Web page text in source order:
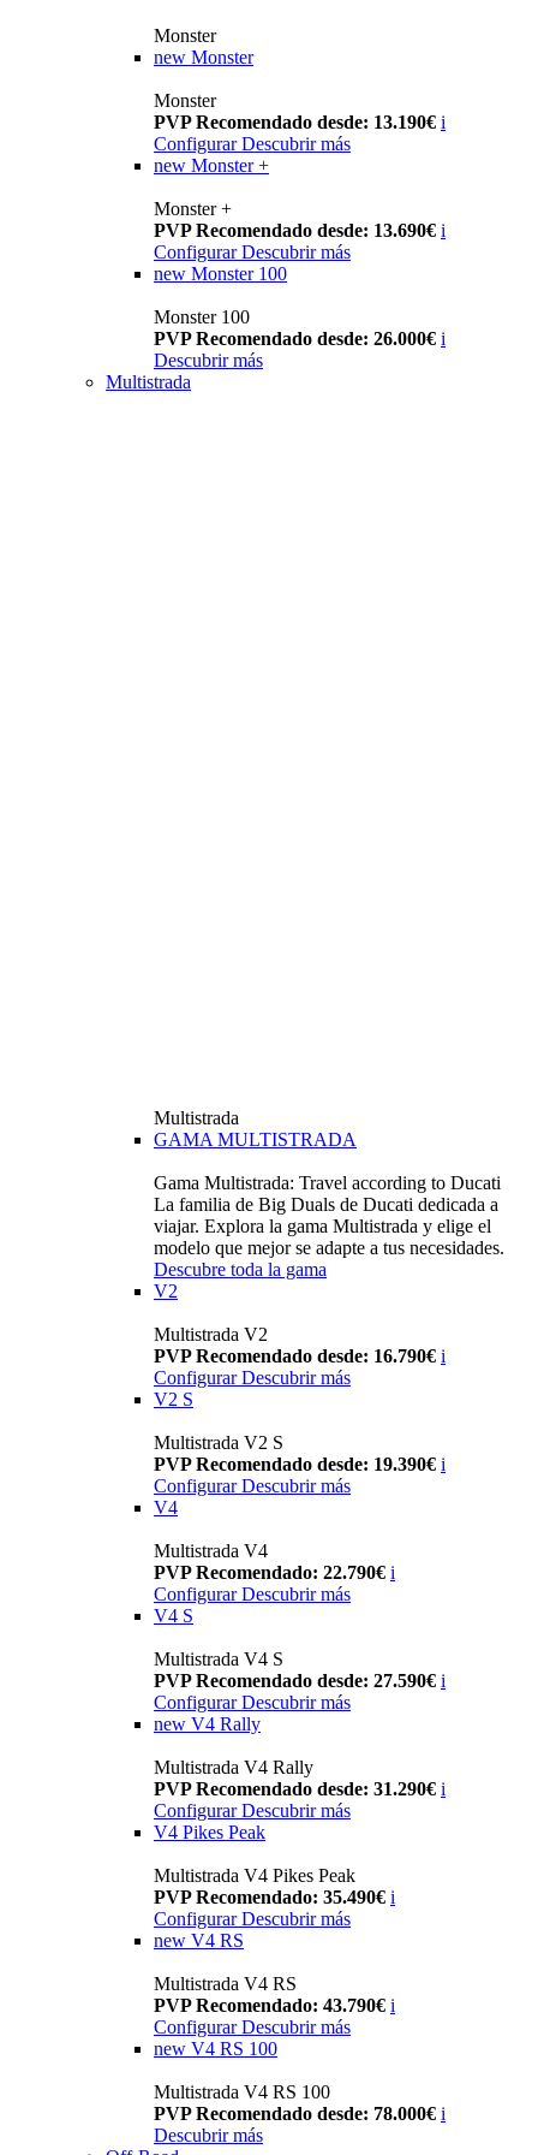
Monster
new Monster
Monster
PVP Recomendado desde: 13.190€ i
Configurar Descubrir más
new Monster +
Monster +
PVP Recomendado desde: 13.690€ i
Configurar Descubrir más
new Monster 100
Monster 100
PVP Recomendado desde: 26.000€ i
Descubrir más
Multistrada
Multistrada
GAMA MULTISTRADA
Gama Multistrada: Travel according to Ducati
La familia de Big Duals de Ducati dedicada a
viajar. Explora la gama Multistrada y elige el
modelo que mejor se adapte a tus necesidades.
Descubre toda la gama
V2
Multistrada V2
PVP Recomendado desde: 16.790€ i
Configurar Descubrir más
V2 S
Multistrada V2 S
PVP Recomendado desde: 19.390€ i
Configurar Descubrir más
V4
Multistrada V4
PVP Recomendado: 22.790€ i
Configurar Descubrir más
V4 S
Multistrada V4 S
PVP Recomendado desde: 27.590€ i
Configurar Descubrir más
new V4 Rally
Multistrada V4 Rally
PVP Recomendado desde: 31.290€ i
Configurar Descubrir más
V4 Pikes Peak
Multistrada V4 Pikes Peak
PVP Recomendado: 35.490€ i
Configurar Descubrir más
new V4 RS
Multistrada V4 RS
PVP Recomendado: 43.790€ i
ConfigurarDescubrir más
new V4 RS 100
Multistrada V4 RS 100
PVP Recomendado desde: 78.000€ i
Descubrir más